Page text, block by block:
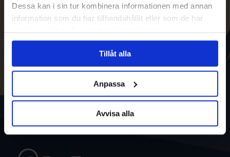
Dessa kan i sin tur kombinera informationen med annan
information som du har tillhandahållit eller som de har
samlat in när du har använt deras tjänster.
Tillåt alla
Anpassa
Avvisa alla